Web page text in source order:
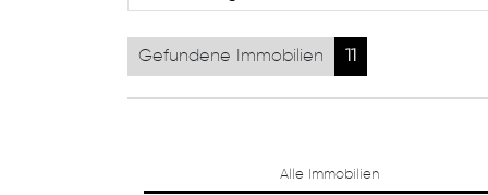
Gefundene Immobilien
Alle Immobilien